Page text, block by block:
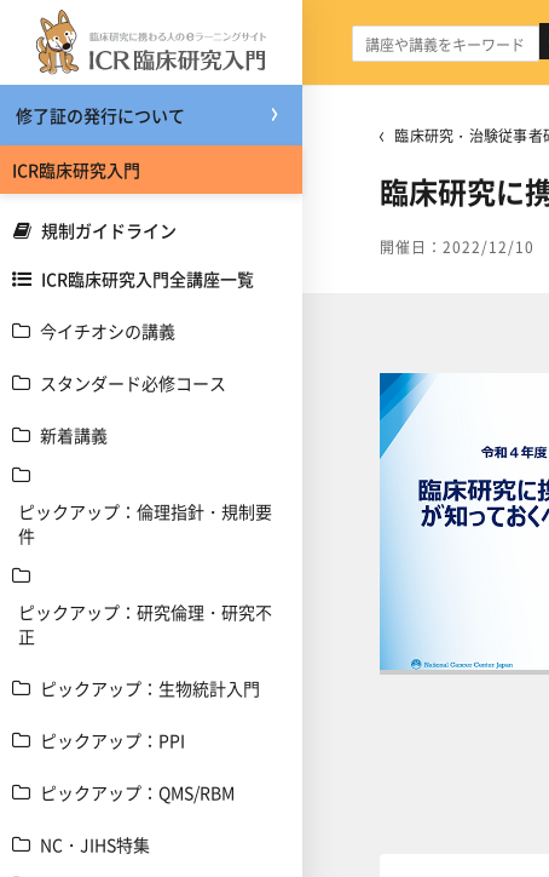
メインコンテンツへスキップする
修了証の発行について
ICR臨床研究入門
規制ガイドライン
ICR臨床研究入門全講座一覧
今イチオシの講義
スタンダード必修コース
新着講義
ピックアップ：倫理指針・規制要
件
ピックアップ：研究倫理・研究不
正
ピックアップ：生物統計入門
ピックアップ：PPI
ピックアップ：QMS/RBM
NC・JIHS特集
臨床研究・治験従事
臨床研究に
開催日：2022/12/10